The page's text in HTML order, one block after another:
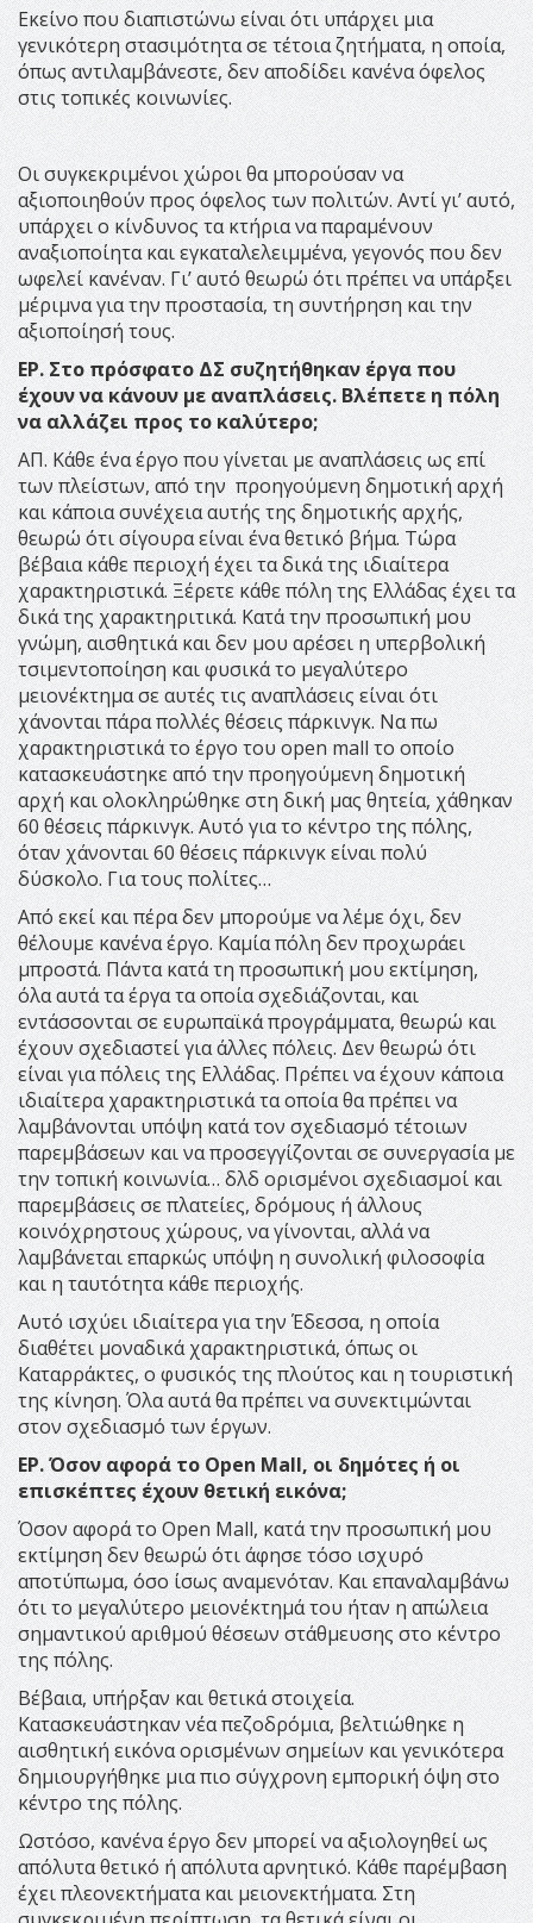
Εκείνο που διαπιστώνω είναι ότι υπάρχει μια
γενικότερη στασιμότητα σε τέτοια ζητήματα, η οποία,
όπως αντιλαμβάνεστε, δεν αποδίδει κανένα όφελος
στις τοπικές κοινωνίες.
Οι συγκεκριμένοι χώροι θα μπορούσαν να
αξιοποιηθούν προς όφελος των πολιτών. Αντί γι’ αυτό,
υπάρχει ο κίνδυνος τα κτήρια να παραμένουν
αναξιοποίητα και εγκαταλελειμμένα, γεγονός που δεν
ωφελεί κανέναν. Γι’ αυτό θεωρώ ότι πρέπει να υπάρξει
μέριμνα για την προστασία, τη συντήρηση και την
αξιοποίησή τους.
ΕΡ. Στο πρόσφατο ΔΣ συζητήθηκαν έργα που
έχουν να κάνουν με αναπλάσεις. Βλέπετε η πόλη
να αλλάζει προς το καλύτερο;
ΑΠ. Κάθε ένα έργο που γίνεται με αναπλάσεις ως επί
των πλείστων, από την προηγούμενη δημοτική αρχή
και κάποια συνέχεια αυτής της δημοτικής αρχής,
θεωρώ ότι σίγουρα είναι ένα θετικό βήμα. Τώρα
βέβαια κάθε περιοχή έχει τα δικά της ιδιαίτερα
χαρακτηριστικά. Ξέρετε κάθε πόλη της Ελλάδας έχει τα
δικά της χαρακτηριτικά. Κατά την προσωπική μου
γνώμη, αισθητικά και δεν μου αρέσει η υπερβολική
τσιμεντοποίηση και φυσικά το μεγαλύτερο
μειονέκτημα σε αυτές τις αναπλάσεις είναι ότι
χάνονται πάρα πολλές θέσεις πάρκινγκ. Να πω
χαρακτηριστικά το έργο του open mall το οποίο
κατασκευάστηκε από την προηγούμενη δημοτική
αρχή και ολοκληρώθηκε στη δική μας θητεία, χάθηκαν
60 θέσεις πάρκινγκ. Αυτό για το κέντρο της πόλης,
όταν χάνονται 60 θέσεις πάρκινγκ είναι πολύ
δύσκολο. Για τους πολίτες…
Από εκεί και πέρα δεν μπορούμε να λέμε όχι, δεν
θέλουμε κανένα έργο. Καμία πόλη δεν προχωράει
μπροστά. Πάντα κατά τη προσωπική μου εκτίμηση,
όλα αυτά τα έργα τα οποία σχεδιάζονται, και
εντάσσονται σε ευρωπαϊκά προγράμματα, θεωρώ και
έχουν σχεδιαστεί για άλλες πόλεις. Δεν θεωρώ ότι
είναι για πόλεις της Ελλάδας. Πρέπει να έχουν κάποια
ιδιαίτερα χαρακτηριστικά τα οποία θα πρέπει να
λαμβάνονται υπόψη κατά τον σχεδιασμό τέτοιων
παρεμβάσεων και να προσεγγίζονται σε συνεργασία με
την τοπική κοινωνία… δλδ ορισμένοι σχεδιασμοί και
παρεμβάσεις σε πλατείες, δρόμους ή άλλους
κοινόχρηστους χώρους, να γίνονται, αλλά να
λαμβάνεται επαρκώς υπόψη η συνολική φιλοσοφία
και η ταυτότητα κάθε περιοχής.
Αυτό ισχύει ιδιαίτερα για την Έδεσσα, η οποία
διαθέτει μοναδικά χαρακτηριστικά, όπως οι
Καταρράκτες, ο φυσικός της πλούτος και η τουριστική
της κίνηση. Όλα αυτά θα πρέπει να συνεκτιμώνται
στον σχεδιασμό των έργων.
ΕΡ. Όσον αφορά το Open Mall, οι δημότες ή οι
επισκέπτες έχουν θετική εικόνα;
Όσον αφορά το Open Mall, κατά την προσωπική μου
εκτίμηση δεν θεωρώ ότι άφησε τόσο ισχυρό
αποτύπωμα, όσο ίσως αναμενόταν. Και επαναλαμβάνω
ότι το μεγαλύτερο μειονέκτημά του ήταν η απώλεια
σημαντικού αριθμού θέσεων στάθμευσης στο κέντρο
της πόλης.
Βέβαια, υπήρξαν και θετικά στοιχεία.
Κατασκευάστηκαν νέα πεζοδρόμια, βελτιώθηκε η
αισθητική εικόνα ορισμένων σημείων και γενικότερα
δημιουργήθηκε μια πιο σύγχρονη εμπορική όψη στο
κέντρο της πόλης.
Ωστόσο, κανένα έργο δεν μπορεί να αξιολογηθεί ως
απόλυτα θετικό ή απόλυτα αρνητικό. Κάθε παρέμβαση
έχει πλεονεκτήματα και μειονεκτήματα. Στη